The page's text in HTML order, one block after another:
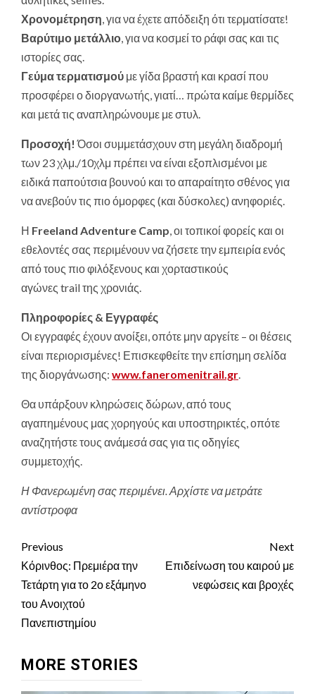
Χρονομέτρηση , για να έχετε απόδειξη ότι τερματίσατε!
Βαρύτιμο μετάλλιο , για να κοσμεί το ράφι σας και τις
ιστορίες σας.
Γεύμα τερματισμού με γίδα βραστή και κρασί που
προσφέρει ο διοργανωτής, γιατί… πρώτα καίμε θερμίδες
και μετά τις αναπληρώνουμε με στυλ.
Προσοχή! Όσοι συμμετάσχουν στη μεγάλη διαδρομή
των 23 χλμ./10χλμ πρέπει να είναι εξοπλισμένοι με
ειδικά παπούτσια βουνού και το απαραίτητο σθένος για
να ανεβούν τις πιο όμορφες (και δύσκολες) ανηφοριές.
Η Freeland Adventure Camp , οι τοπικοί φορείς και οι
εθελοντές σας περιμένουν να ζήσετε την εμπειρία ενός
από τους πιο φιλόξενους και χορταστικούς
αγώνες trail της χρονιάς.
Πληροφορίες & Εγγραφές
Οι εγγραφές έχουν ανοίξει, οπότε μην αργείτε – οι θέσεις
είναι περιορισμένες! Επισκεφθείτε την επίσημη σελίδα
της διοργάνωσης: www.faneromenitrail.gr
Θα υπάρξουν κληρώσεις δώρων, από τους
αγαπημένους μας χορηγούς και υποστηρικτές, οπότε
αναζητήστε τους ανάμεσά σας για τις οδηγίες
συμμετοχής.
Η Φανερωμένη σας περιμένει. Αρχίστε να μετράτε
αντίστροφα
Continue
Reading
Previous
Κόρινθος: Πρεμιέρα την
Τετάρτη για το 2ο εξάμηνο
του Ανοιχτού
Πανεπιστημίου
Next
Επιδείνωση του καιρού με
νεφώσεις και βροχές
MORE STORIES